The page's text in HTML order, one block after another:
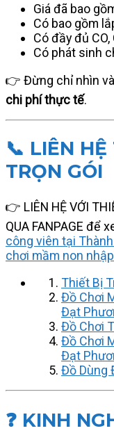
Giá đã bao
Có bao gồm
Có đầy đủ CO,
Có phát sinh
👉 Đừng chỉ nhìn
chi phí thực tế.
📞 LIÊN
TRỌN GÓI
👉 LIÊN HỆ VỚI
QUA FANPAGE để
công viên tại
chơi mầm non
Thiết Bị
Đồ Chơi
Đạt
Đồ Chơi
Đồ Chơi
Đạt
Đồ Dùng
❓ KINH